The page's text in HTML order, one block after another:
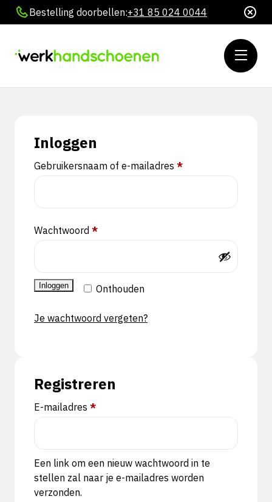
Bestelling doorbellen:+31 85 024 0044
Inloggen
Gebruikersnaam of e-mailadres *Vereist
Wachtwoord *Vereist
Onthouden
Inloggen
Je wachtwoord vergeten?
Registreren
E-mailadres *Vereist
Een link om een nieuw wachtwoord in te
stellen zal naar je e-mailadres worden
verzonden.